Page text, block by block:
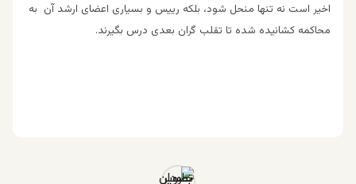
اخیر است نه تنها منحل شود، بلکه رییس و بسیاری اعضای ارشد آن به
محاکمه کشانیده شده تا تقلب گران بعدی درس بگیرند.